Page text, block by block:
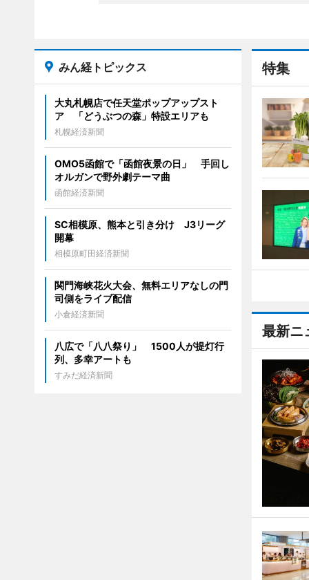
特集
最新ニ
みん経トピックス
大丸札幌店で任天堂ポップアップスト
ア 「どうぶつの森」特設エリアも
札幌経済新聞
OMO5函館で「函館夜景の日」 手回し
オルガンで野外劇テーマ曲
函館経済新聞
SC相模原、熊本と引き分け J3リーグ
開幕
相模原町田経済新聞
関門海峡花火大会、無料エリアなしの門
司側をライブ配信
小倉経済新聞
八広で「八八祭り」 1500人が提灯行
列、多幸アートも
すみだ経済新聞